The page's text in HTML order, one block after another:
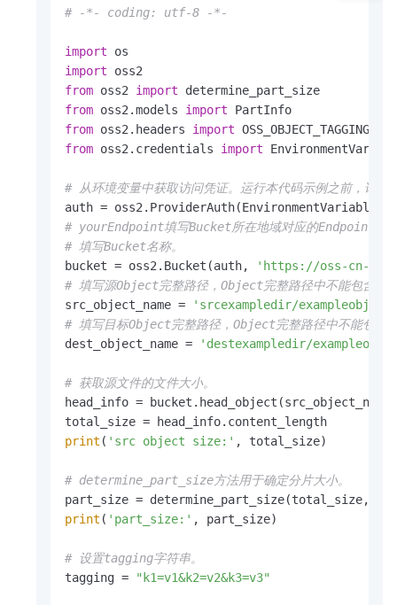
# -*- coding: utf-8 -*-
import
import
from oss2 import
from oss2.models import
from oss2.headers import
from oss2.credentials import
# 从环境变量中获取访问凭证。运行本代码示例之前，请确保
# yourEndpoint填写Bucket所在地域对应的Endpoint
# 填写Bucket名称。
bucket = oss2.Bucket(auth,
'https://oss-cn-
# 填写源Object完整路径，Object完整路径中不能包
src_object_name =
'srcexampledir/
# 填写目标Object完整路径，Object完整路径中不能
dest_object_name =
'destexampledir/
# 获取源文件的文件大小。
head_info = bucket.head_object(src_object_name)
print ( 'src object size:' , total_size)
# determine_part_size方法用于确定分片大小。
part_size = determine_part_size(total_size,
print ( 'part_size:' , part_size)
# 设置tagging字符串。
tagging =
"k1=v1&k2=v2&k3=v3"